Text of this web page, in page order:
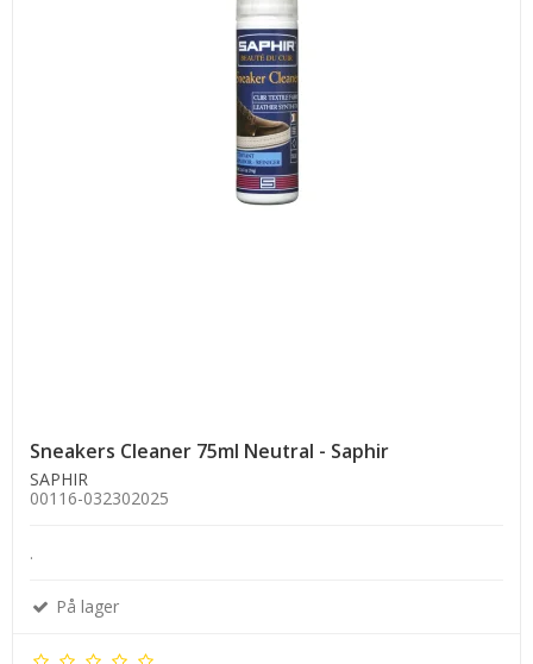
Sneakers Cleaner 75ml Neutral - Saphir
SAPHIR
00116-032302025
.
På lager